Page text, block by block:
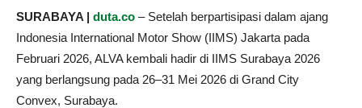
SURABAYA | duta.co – Setelah berpartisipasi dalam ajang
Indonesia International Motor Show (IIMS) Jakarta pada
Februari 2026, ALVA kembali hadir di IIMS Surabaya 2026
yang berlangsung pada 26–31 Mei 2026 di Grand City
Convex, Surabaya.